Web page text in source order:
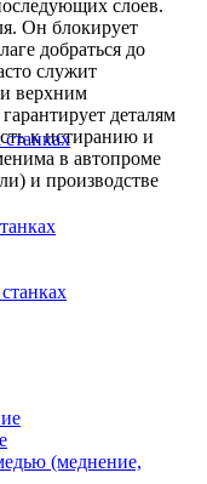
слоев.
Он блокирует
добраться до
служит
верхним
деталям
к истиранию и
в автопроме
и производстве
(меднение,